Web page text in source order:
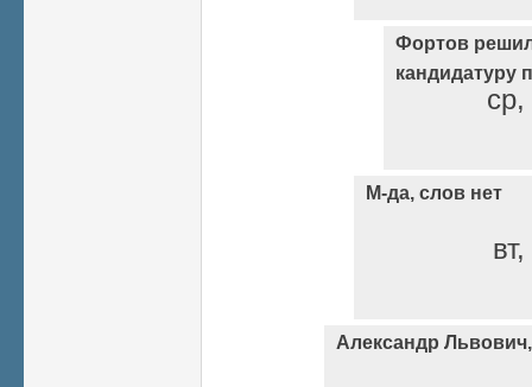
Фортов
кандидатуру
М-да, слов нет
Александр Львович,